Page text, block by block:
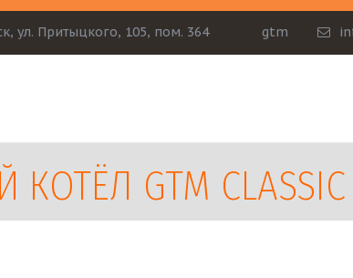
, ул. Притыцкого, 105, пом. 364 gtm
GTM CLASSIC